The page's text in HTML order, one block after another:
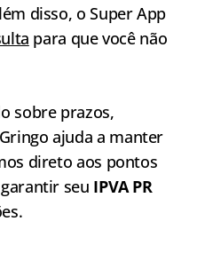
disso, o Super App
para que você não
sobre prazos,
ajuda a manter
direto aos pontos
seu IPVA PR